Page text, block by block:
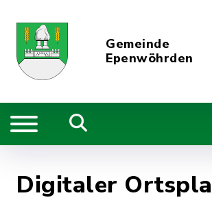
Gemeinde
Epenwöhrden
Digitaler